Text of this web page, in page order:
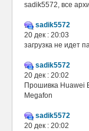
sadik5572, все
sadik5572
20 дек : 20:03
загрузка не идет
sadik5572
20 дек : 20:02
Прошивка Huawei
Megafon
sadik5572
20 дек : 20:02